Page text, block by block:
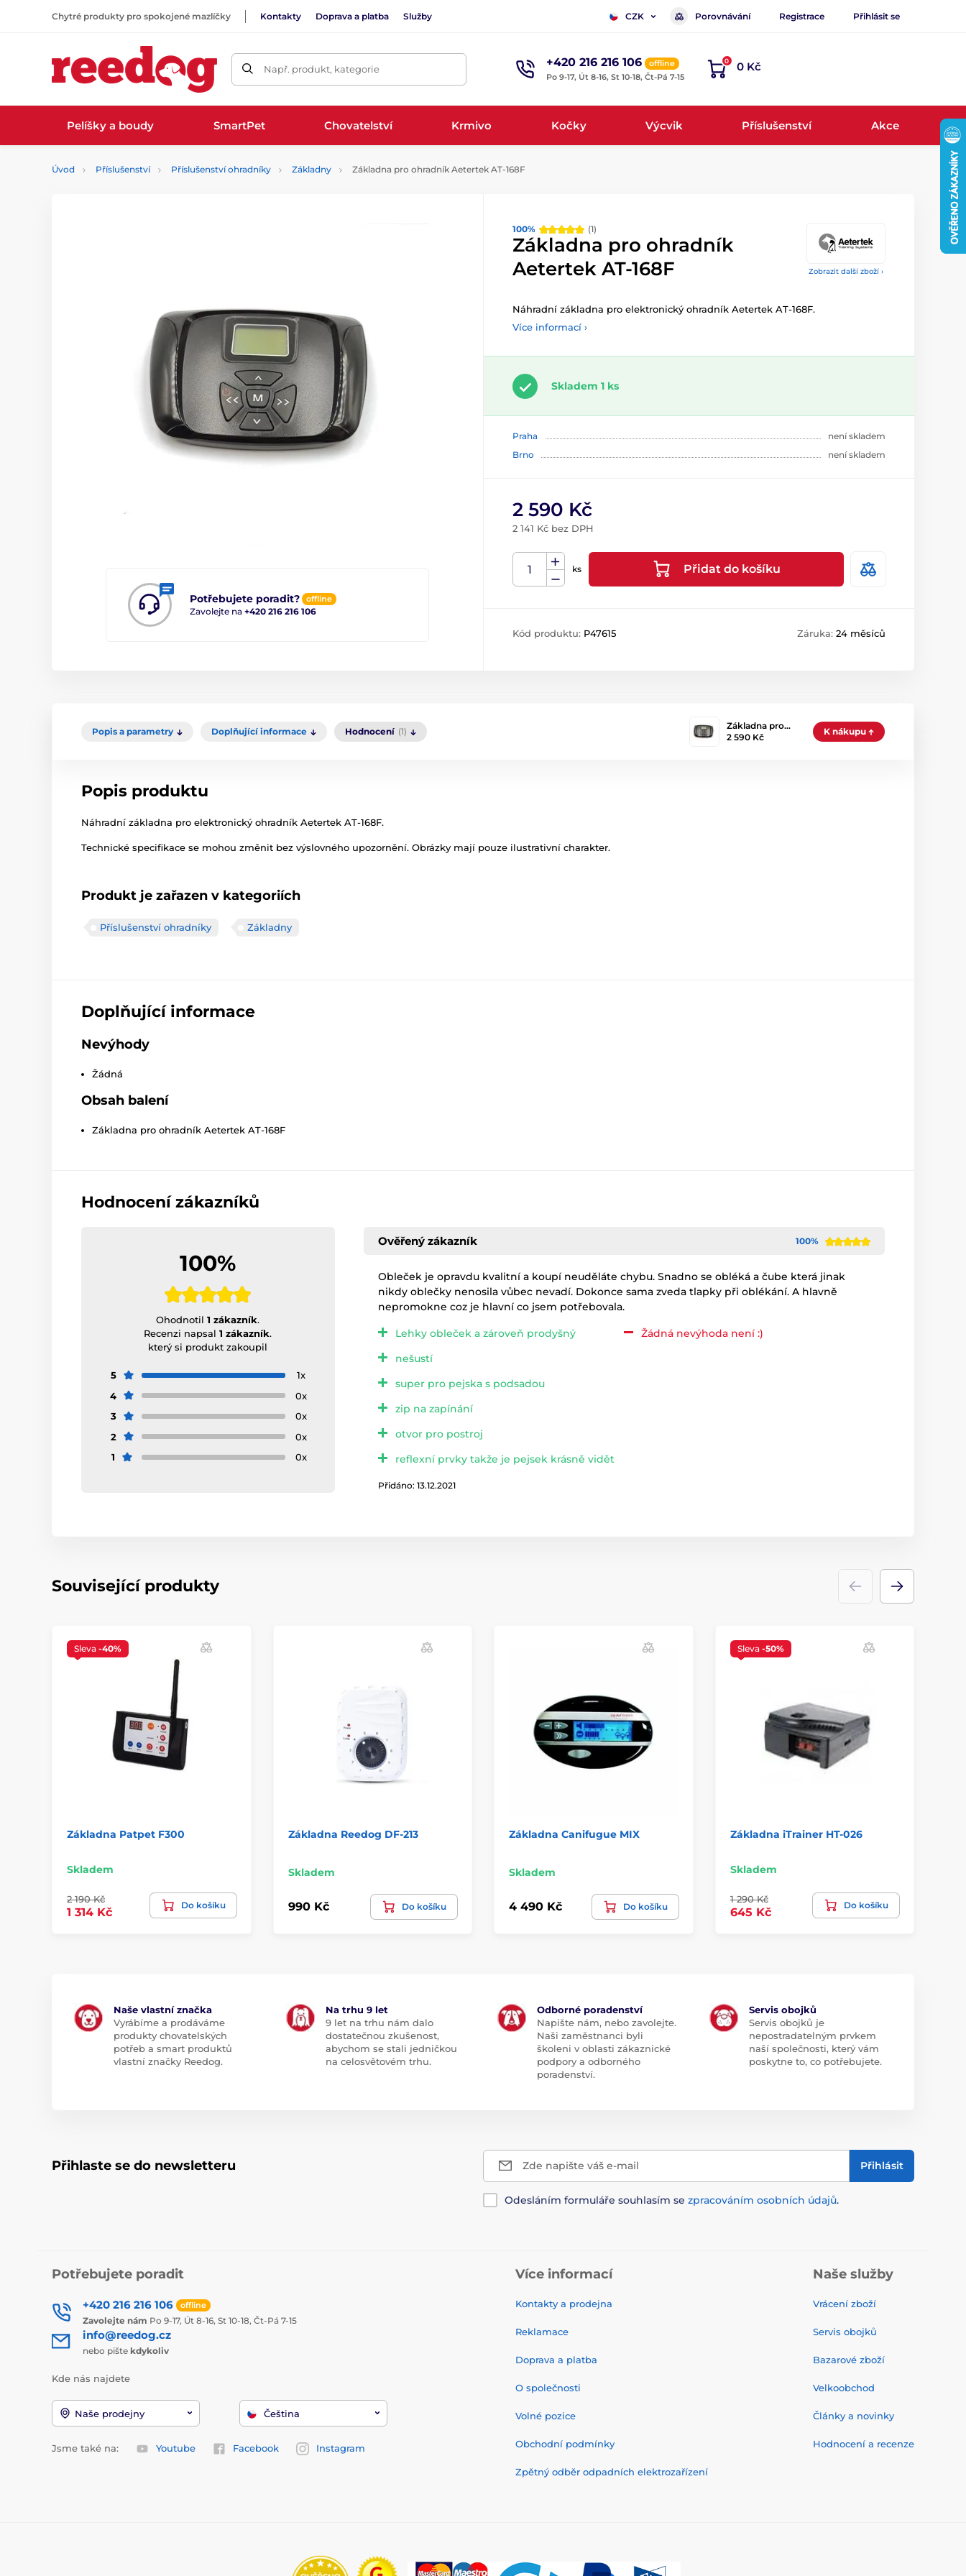
Chytré produkty pro spokojené mazlíčky Kontakty Doprava a platba Služby CZK Porovnávání Registrace Přihlásit se
Např. produkt, kategorie +420 216 216 106
offline
Po 9-17, Út 8-16, St 10-18, Čt-Pá 7-15
0 0 Kč
Pelíšky a boudy SmartPet Chovatelství Krmivo Kočky Výcvik Příslušenství Akce
Úvod Příslušenství Příslušenství ohradníky Základny Základna pro ohradník Aetertek AT-168F
100% (1)
Zobrazit další zboží ›
Potřebujete poradit? offline
Zavolejte na +420 216 216 106
Základna pro ohradník
Aetertek AT-168F
Náhradní základna pro elektronický ohradník Aetertek AT-168F.
Více informací ›
Skladem 1 ks
Praha
není skladem
Brno
není skladem
2 590 Kč
2 141 Kč bez DPH
ks Přidat do košíku
Kód produktu: P47615 Záruka: 24 měsíců
Popis a parametry Doplňující informace Hodnocení (1)
Základna pro…
2 590 Kč
K nákupu
Popis produktu
Náhradní základna pro elektronický ohradník Aetertek AT-168F.
Technické specifikace se mohou změnit bez výslovného upozornění. Obrázky mají pouze ilustrativní charakter.
Produkt je zařazen v kategoriích
Příslušenství ohradníky Základny
Doplňující informace
Nevýhody
Žádná
Obsah balení
Základna pro ohradník Aetertek AT-168F
Hodnocení zákazníků
100%
Ohodnotil1 zákazník.
Recenzi napsal1 zákazník.
který si produkt zakoupil
5
1x
4
0x
3
0x
2
0x
1
0x
Ověřený zákazník 100%
Obleček je opravdu kvalitní a koupí neuděláte chybu. Snadno se obléká a čube která jinak
nikdy oblečky nenosila vůbec nevadí. Dokonce sama zveda tlapky při oblékání. A hlavně
nepromokne coz je hlavní co jsem potřebovala.
Lehky obleček a zároveň prodyšný
nešustí
super pro pejska s podsadou
zip na zapínání
otvor pro postroj
reflexní prvky takže je pejsek krásně vidět
Žádná nevýhoda není :)
Přidáno: 13.12.2021
Související produkty
Sleva -40%
Základna Patpet F300
Skladem
2 190 Kč
1 314 Kč
Do košíku
Základna Reedog DF-213
Skladem
990 Kč Do košíku
Základna Canifugue MIX
Skladem
4 490 Kč Do košíku
Sleva -50%
Základna iTrainer HT-026
Skladem
1 290 Kč
645 Kč
Do košíku
Naše vlastní značka
Vyrábíme a prodáváme
produkty chovatelských
potřeb a smart produktů
vlastní značky Reedog.
Na trhu 9 let
9 let na trhu nám dalo
dostatečnou zkušenost,
abychom se stali jedničkou
na celosvětovém trhu.
Odborné poradenství
Napište nám, nebo zavolejte.
Naši zaměstnanci byli
školeni v oblasti zákaznické
podpory a odborného
poradenství.
Servis obojků
Servis obojků je
nepostradatelným prvkem
naší společnosti, který vám
poskytne to, co potřebujete.
Přihlaste se do newsletteru Zde napište váš e-mail Přihlásit
Odesláním formuláře souhlasím se zpracováním osobních údajů.
Potřebujete poradit
+420 216 216 106 offline
Zavolejte nám Po 9-17, Út 8-16, St 10-18, Čt-Pá 7-15
info@reedog.cz
nebo pište kdykoliv
Kde nás najdete
Naše prodejny Čeština
Jsme také na: Youtube Facebook Instagram
Více informací
Kontakty a prodejna
Reklamace
Doprava a platba
O společnosti
Volné pozice
Obchodní podmínky
Zpětný odběr odpadních elektrozařízení
Naše služby
Vrácení zboží
Servis obojků
Bazarové zboží
Velkoobchod
Články a novinky
Hodnocení a recenze